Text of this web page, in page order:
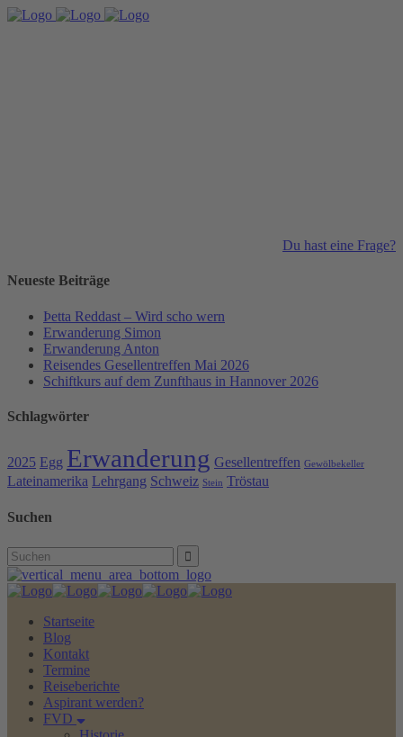
Du hast eine Frage?
Neueste Beiträge
Þetta Reddast – Wird scho wern
Erwanderung Simon
Erwanderung Anton
Reisendes Gesellentreffen Mai 2026
Schiftkurs auf dem Zunfthaus in Hannover 2026
Schlagwörter
2025 Egg Erwanderung Gesellentreffen Gewölbekeller
Lateinamerika Lehrgang Schweiz Stein Tröstau
Suchen
Search
for:
Startseite
Blog
Kontakt
Termine
Reiseberichte
Aspirant werden?
FVD